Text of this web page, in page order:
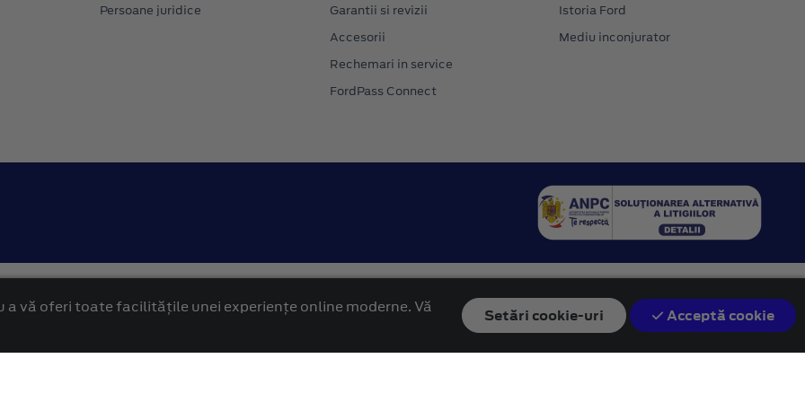
Persoane juridice
Garantii si revizii
Accesorii
Rechemari in service
FordPass Connect
Istoria Ford
Mediu inconjurator
vă oferi toate facilitățile unei experiențe online moderne. Vă
Setări cookie-uri Acceptă cookie